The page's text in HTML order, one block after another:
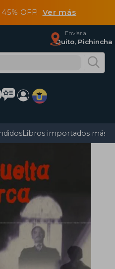
OFF! Ver más
Enviar a
Quito, Pichincha
Libros importados más